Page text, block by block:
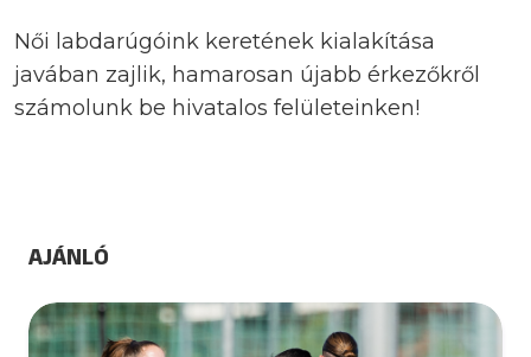
Női labdarúgóink keretének kialakítása
javában zajlik, hamarosan újabb érkezőkről
számolunk be hivatalos felületeinken!
AJÁNLÓ